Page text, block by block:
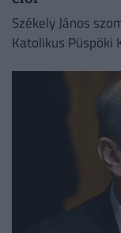
Székely János
Katolikus Püspöki
megnyitását